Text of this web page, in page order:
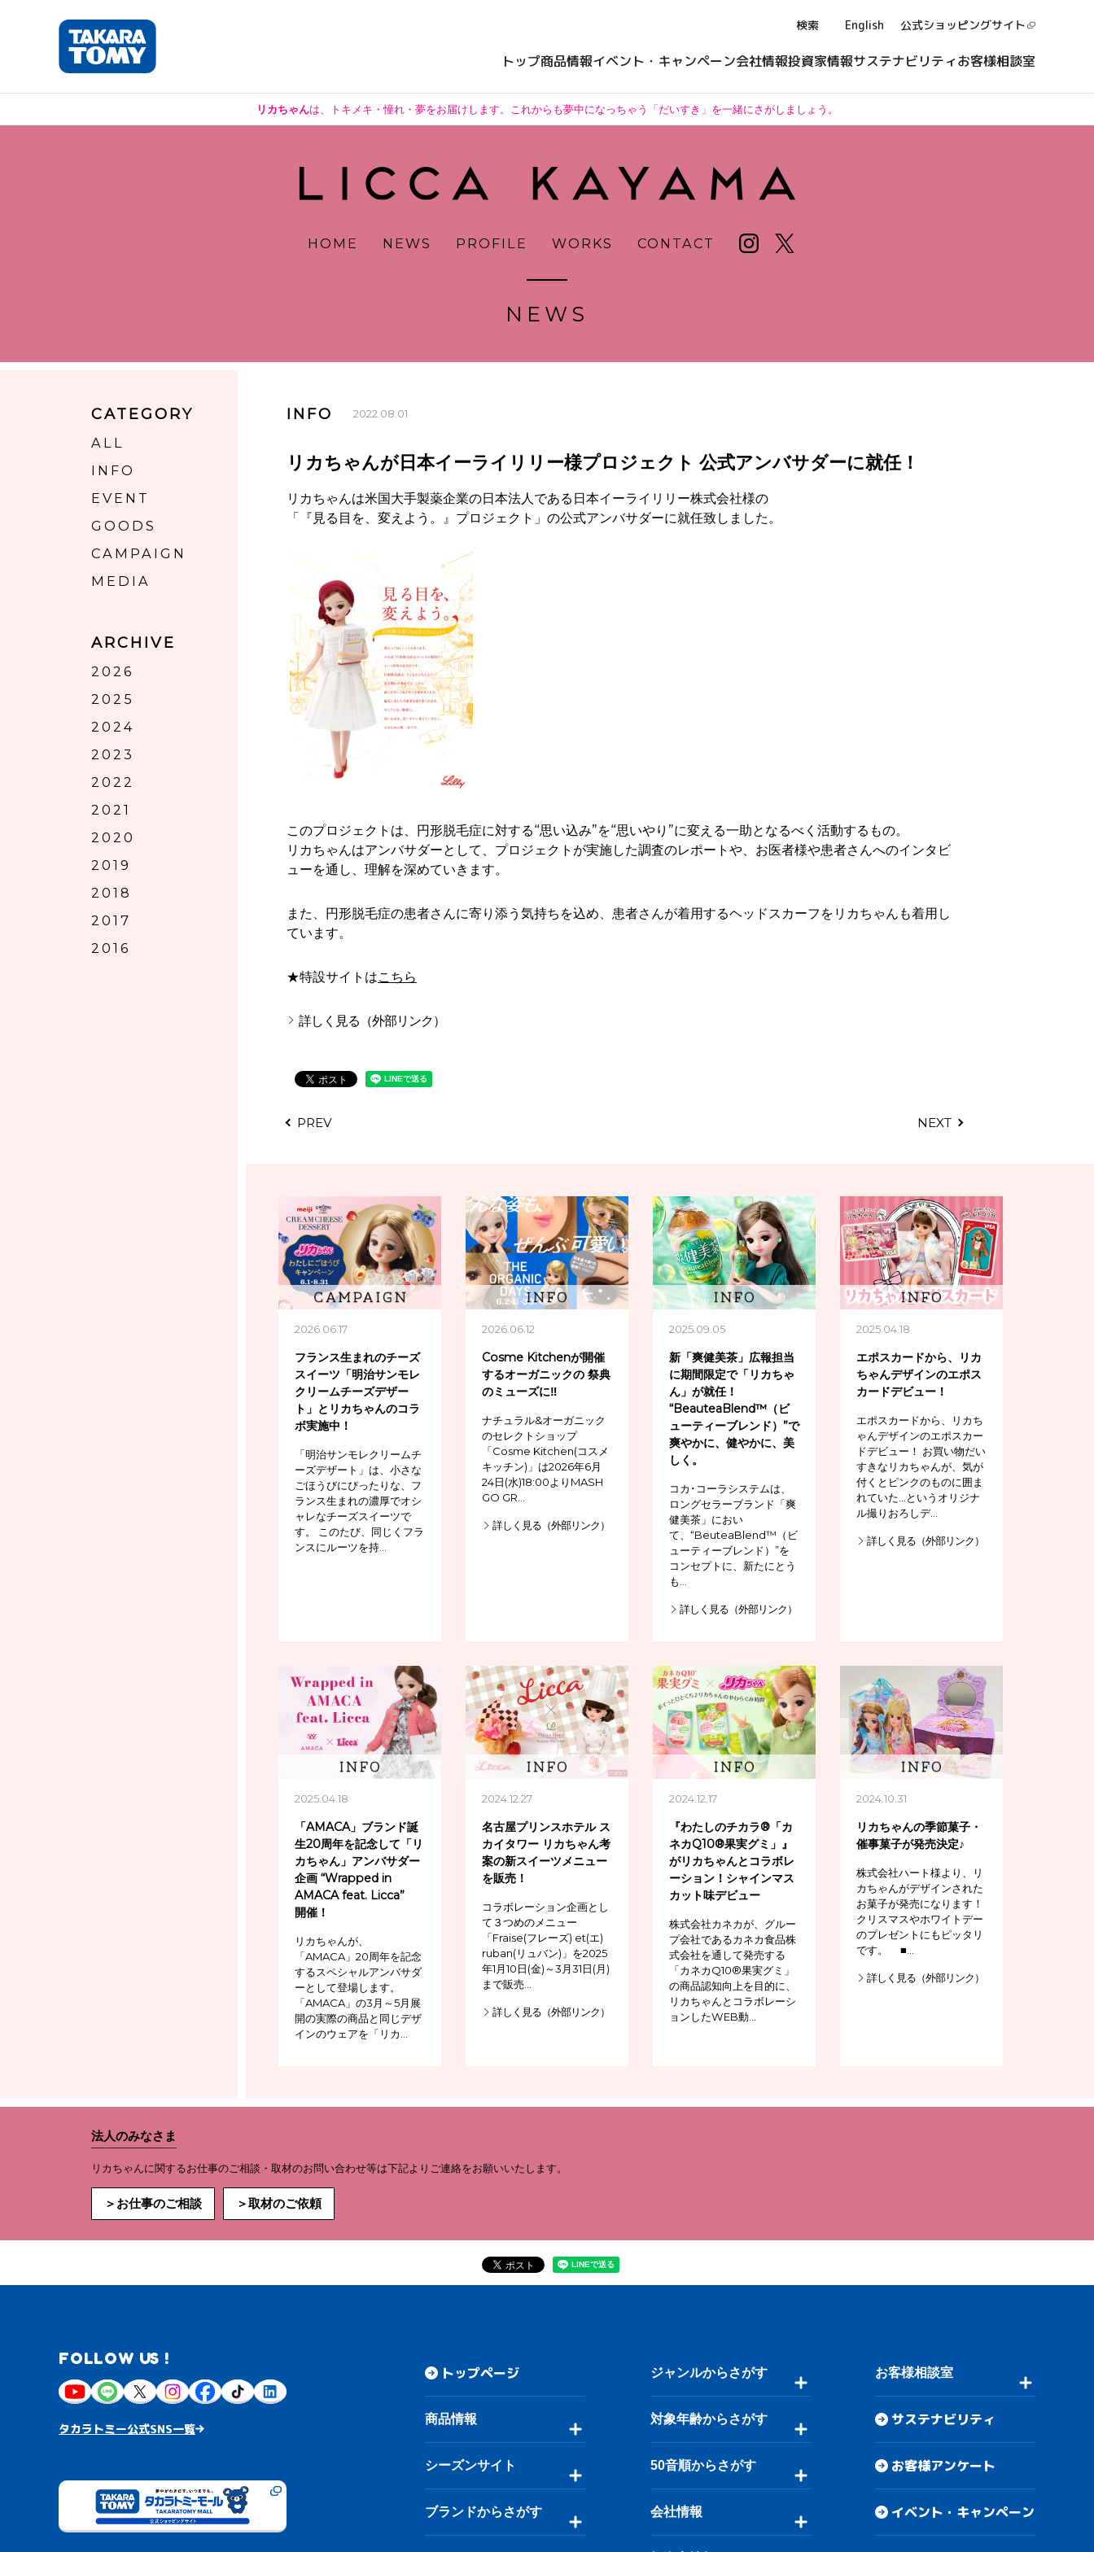
検索 English 公式ショッピングサイト
トップ商品情報イベント・キャンペーン会社情報投資家情報サステナビリティお客様相談室
リカちゃんは、トキメキ・憧れ・夢をお届けします。これからも夢中になっちゃう「だいすき」を一緒にさがしましょう。
NEWS
INFO 2022.08.01
リカちゃんが日本イーライリリー様プロジェクト 公式アンバサダーに就任！
リカちゃんは米国大手製薬企業の日本法人である日本イーライリリー株式会社様の
「『見る目を、変えよう。』プロジェクト」の公式アンバサダーに就任致しました。
このプロジェクトは、円形脱毛症に対する“思い込み”を“思いやり”に変える一助となるべく活動するもの。
リカちゃんはアンバサダーとして、プロジェクトが実施した調査のレポートや、お医者様や患者さんへのインタビ
ューを通し、理解を深めていきます。
また、円形脱毛症の患者さんに寄り添う気持ちを込め、患者さんが着用するヘッドスカーフをリカちゃんも着用し
ています。
★特設サイトはこちら
詳しく見る（外部リンク）
PREV NEXT
2026.06.17
フランス生まれのチーズ
スイーツ「明治サンモレ
クリームチーズデザー
ト」とリカちゃんのコラ
ボ実施中！
「明治サンモレクリームチ
ーズデザート」は、小さな
ごほうびにぴったりな、フ
ランス生まれの濃厚でオシ
ャレなチーズスイーツで
す。 このたび、同じくフラ
ンスにルーツを持…
2026.06.12
Cosme Kitchenが開催
するオーガニックの 祭典
のミューズに‼
ナチュラル&オーガニック
のセレクトショップ
「Cosme Kitchen(コスメ
キッチン)」は2026年6月
24日(水)18:00よりMASH
GO GR…
詳しく見る（外部リンク）
2025.09.05
新「爽健美茶」広報担当
に期間限定で「リカちゃ
ん」が就任！
“BeauteaBlend™（ビ
ューティーブレンド）”で
爽やかに、健やかに、美
しく。
コカ･コーラシステムは、
ロングセラーブランド「爽
健美茶」におい
て、“BeuteaBlend™（ビ
ューティーブレンド）”を
コンセプトに、新たにとう
も…
詳しく見る（外部リンク）
2025.04.18
エポスカードから、リカ
ちゃんデザインのエポス
カードデビュー！
エポスカードから、リカち
ゃんデザインのエポスカー
ドデビュー！ お買い物だい
すきなリカちゃんが、気が
付くとピンクのものに囲ま
れていた…というオリジナ
ル撮りおろしデ…
詳しく見る（外部リンク）
2025.04.18
「AMACA」ブランド誕
生20周年を記念して「リ
カちゃん」アンバサダー
企画 “Wrapped in
AMACA feat. Licca”
開催！
リカちゃんが、
「AMACA」20周年を記念
するスペシャルアンバサダ
ーとして登場します。
「AMACA」の3月～5月展
開の実際の商品と同じデザ
インのウェアを「リカ…
2024.12.27
名古屋プリンスホテル ス
カイタワー リカちゃん考
案の新スイーツメニュー
を販売！
コラボレーション企画とし
て３つめのメニュー
「Fraise(フレーズ) et(エ)
ruban(リュバン)」を2025
年1月10日(金)～3月31日(月)
まで販売…
詳しく見る（外部リンク）
2024.12.17
『わたしのチカラ®「カ
ネカQ10®果実グミ」』
がリカちゃんとコラボレ
ーション！シャインマス
カット味デビュー
株式会社カネカが、グルー
プ会社であるカネカ食品株
式会社を通して発売する
「カネカQ10®果実グミ」
の商品認知向上を目的に、
リカちゃんとコラボレーシ
ョンしたWEB動…
2024.10.31
リカちゃんの季節菓子・
催事菓子が発売決定♪
株式会社ハート様より、リ
カちゃんがデザインされた
お菓子が発売になります！
クリスマスやホワイトデー
のプレゼントにもピッタリ
です。 ■…
詳しく見る（外部リンク）
CATEGORY
ALL
INFO
EVENT
GOODS
CAMPAIGN
MEDIA
ARCHIVE
2026
2025
2024
2023
2022
2021
2020
2019
2018
2017
2016
法人のみなさま
リカちゃんに関するお仕事のご相談・取材のお問い合わせ等は下記よりご連絡をお願いいたします。
＞お仕事のご相談 ＞取材のご依頼
HOME NEWS PROFILE WORKS CONTACT INSTAGRAM
FOLLOW US !
タカラトミー公式SNS一覧
トップページ
商品情報
シーズンサイト
ブランドからさがす
ジャンルからさがす
対象年齢からさがす
50音順からさがす
会社情報
お客様相談室
サステナビリティ
お客様アンケート
イベント・キャンペーン